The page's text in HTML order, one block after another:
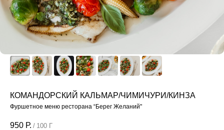
КОМАНДОРСКИЙ КАЛЬМАР/ЧИМИЧУРИ/КИНЗА
Фуршетное меню ресторана “Берег Желаний"
950 Р. / 100 Г